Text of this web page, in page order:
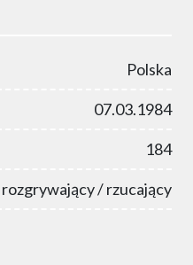
Polska
07.03.1984
184
rozgrywający / rzucający